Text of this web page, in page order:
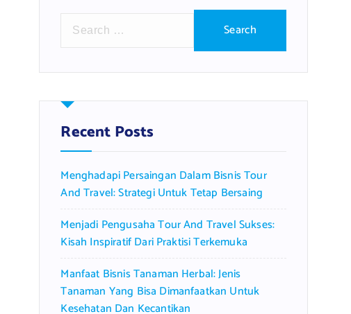
r
h
f
o
:
Recent Posts
Menghadapi Persaingan Dalam Bisnis Tour
And Travel: Strategi Untuk Tetap Bersaing
Menjadi Pengusaha Tour And Travel Sukses:
Kisah Inspiratif Dari Praktisi Terkemuka
Manfaat Bisnis Tanaman Herbal: Jenis
Tanaman Yang Bisa Dimanfaatkan Untuk
Kesehatan Dan Kecantikan